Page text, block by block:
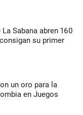
Sabana abren 160
su primer
un oro para la
en Juegos